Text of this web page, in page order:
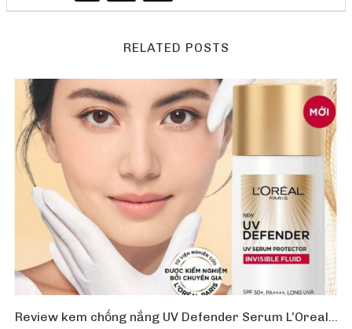
RELATED POSTS
Review kem chống nắng UV Defender Serum L’Oreal...